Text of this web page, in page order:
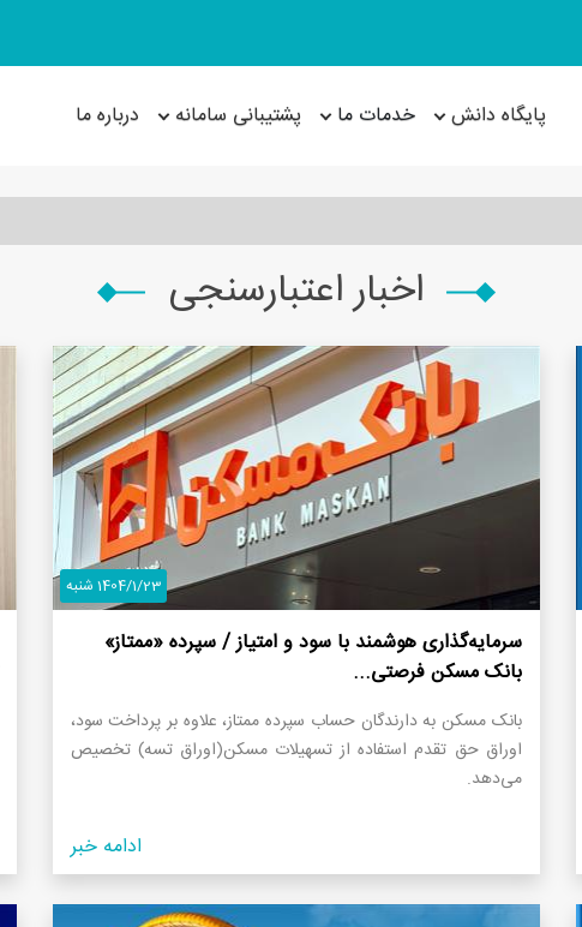
پایگاه دانش خدمات ما پشتیبانی سامانه درباره ما
اخبار اعتبارسنجی
1404/1/23 شنبه
سرمایه‌گذاری هوشمند با سود و امتیاز / سپرده «ممتاز»
بانک مسکن فرصتی...
بانک مسکن به دارندگان حساب سپرده ممتاز، علاوه بر پرداخت سود،
اوراق حق تقدم استفاده از تسهیلات مسکن(اوراق تسه) تخصیص
می‌دهد.
ادامه خبر